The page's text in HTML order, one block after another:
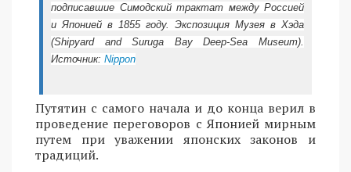
подписавшие Симодский трактат между Россией
и Японией в 1855 году. Экспозиция Музея в Хэда
(Shipyard and Suruga Bay Deep-Sea Museum).
Источник: Nippon
Путятин с самого начала и до конца верил в
проведение переговоров с Японией мирным
путем при уважении японских законов и
традиций.